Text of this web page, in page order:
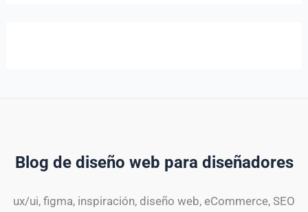
Blog de diseño web para diseñadores
ux/ui, figma, inspiración, diseño web, eCommerce, SEO